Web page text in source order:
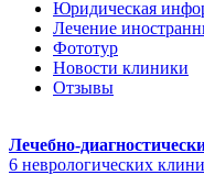
Юридическая
Лечение
Фототур
Новости клиники
Отзывы
Лечебно-
6 неврологических